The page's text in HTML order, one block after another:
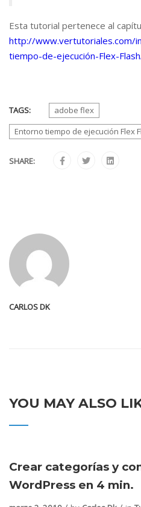
Esta tutorial pertenece al
http://www.vertutoriales.com/
tiempo-de-ejecución-Flex-
TAGS:
adobe flex
Entorno tiempo de ejecución Flex
SHARE:
CARLOS DK
YOU MAY ALSO
Crear categorías y
WordPress en 4 min.